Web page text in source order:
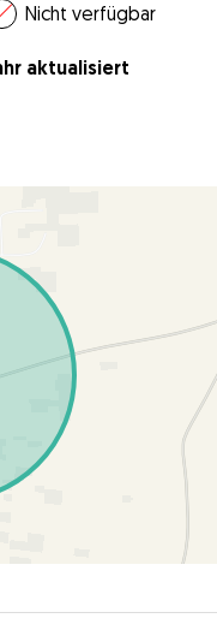
Nicht verfügbar
aktualisiert